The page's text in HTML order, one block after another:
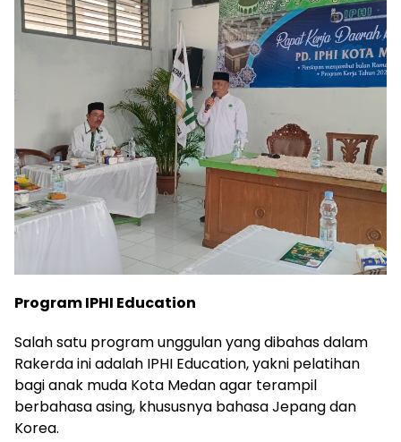
Program IPHI Education
Salah satu program unggulan yang dibahas dalam
Rakerda ini adalah IPHI Education, yakni pelatihan
bagi anak muda Kota Medan agar terampil
berbahasa asing, khususnya bahasa Jepang dan
Korea.